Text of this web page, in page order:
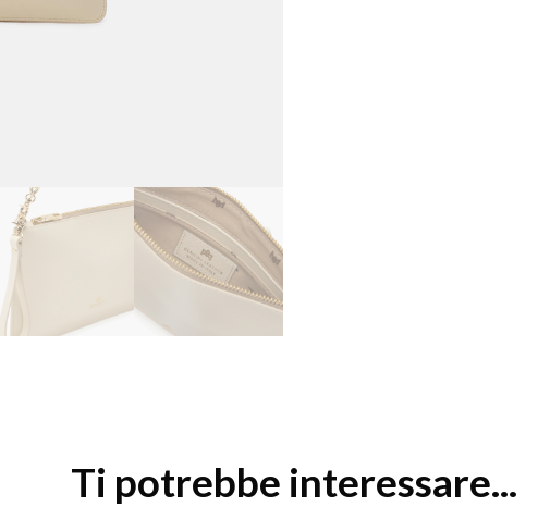
Ti potrebbe interessare...